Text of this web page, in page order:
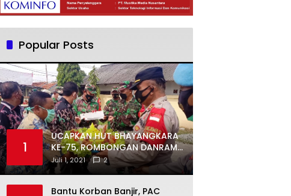
Popular Posts
1
UCAPKAN HUT BHAYANGKARA
KE-75, ROMBONGAN DANRAMIL
DAN CAMAT DATANGI
MAPOLSEK MUARAGEMBONG
Juli 1, 2021 2
Bantu Korban Banjir, PAC